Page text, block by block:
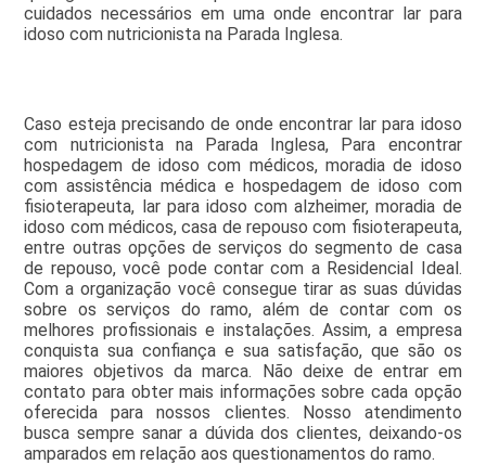
cuidados necessários em uma onde encontrar lar para
idoso com nutricionista na Parada Inglesa.
Caso esteja precisando de onde encontrar lar para idoso
com nutricionista na Parada Inglesa, Para encontrar
hospedagem de idoso com médicos, moradia de idoso
com assistência médica e hospedagem de idoso com
fisioterapeuta, lar para idoso com alzheimer, moradia de
idoso com médicos, casa de repouso com fisioterapeuta,
entre outras opções de serviços do segmento de casa
de repouso, você pode contar com a Residencial Ideal.
Com a organização você consegue tirar as suas dúvidas
sobre os serviços do ramo, além de contar com os
melhores profissionais e instalações. Assim, a empresa
conquista sua confiança e sua satisfação, que são os
maiores objetivos da marca. Não deixe de entrar em
contato para obter mais informações sobre cada opção
oferecida para nossos clientes. Nosso atendimento
busca sempre sanar a dúvida dos clientes, deixando-os
amparados em relação aos questionamentos do ramo.